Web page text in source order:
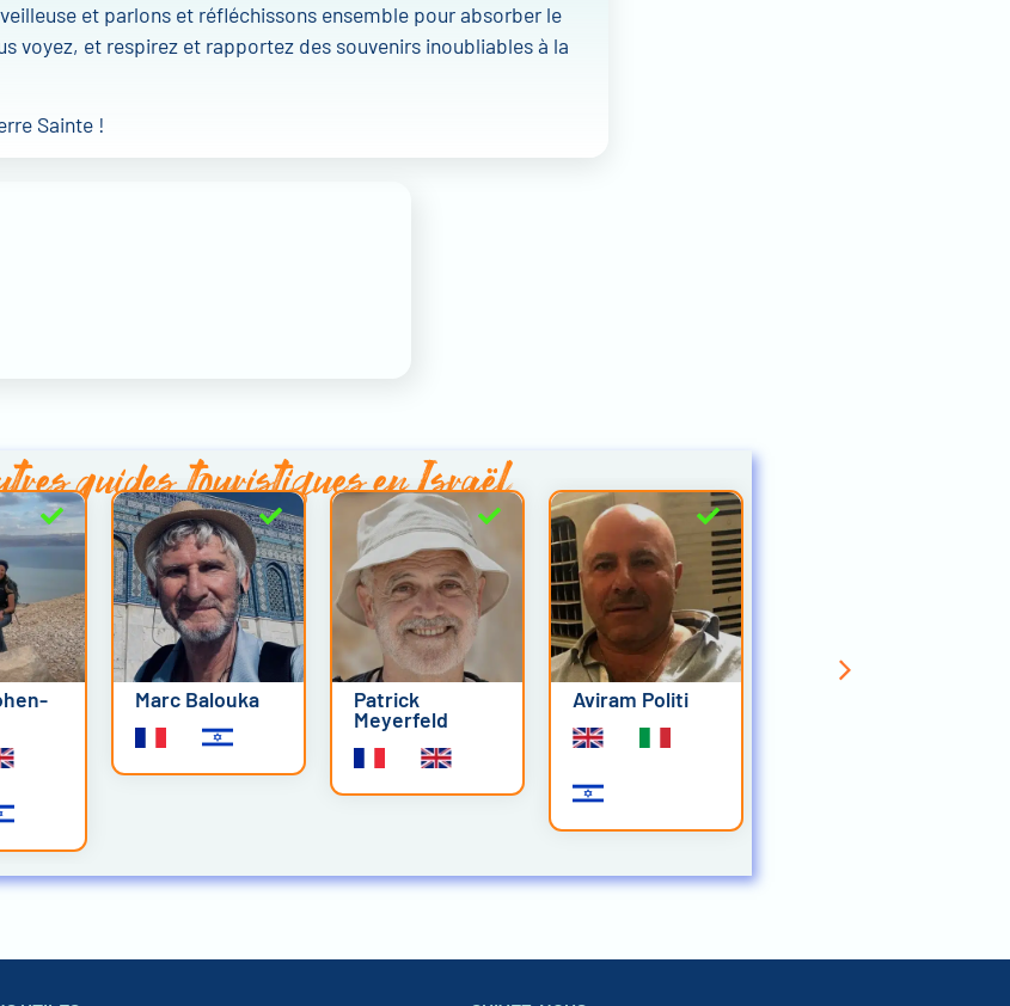
et parlons et réfléchissons ensemble pour absorber le
voyez, et respirez et rapportez des souvenirs inoubliables à la
Sainte !
guides touristiques en Israël
Marc Balouka Patrick
Meyerfeld
Aviram Politi